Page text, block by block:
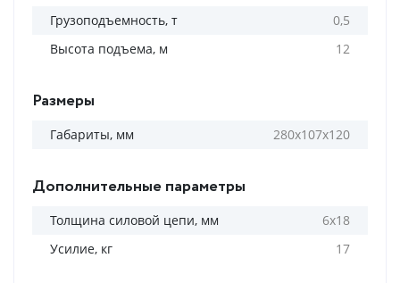
Грузоподъемность, т
0,5
Высота подъема, м
12
Размеры
Габариты, мм 280х107х120
Дополнительные параметры
Толщина силовой цепи, мм
6х18
Усилие, кг
17